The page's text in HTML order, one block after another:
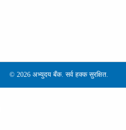
© 2026 अभ्‍युदय बँक. सर्व हक्क सुरक्षित.